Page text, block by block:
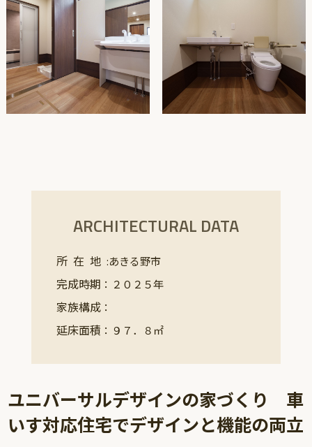
ARCHITECTURAL DATA
所在地 :あきる野市
完成時期 ：２０２５年
家族構成：
延床面積 ：９７．８㎡
ユニバーサルデザインの家づくり 車
いす対応住宅でデザインと機能の両立